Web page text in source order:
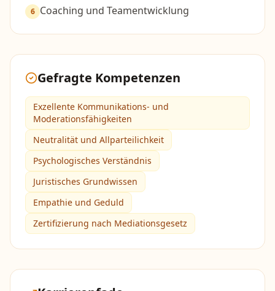
6 Coaching und Teamentwicklung
Gefragte Kompetenzen
Exzellente Kommunikations- und
Moderationsfähigkeiten
Neutralität und Allparteilichkeit
Psychologisches Verständnis
Juristisches Grundwissen
Empathie und Geduld
Zertifizierung nach Mediationsgesetz